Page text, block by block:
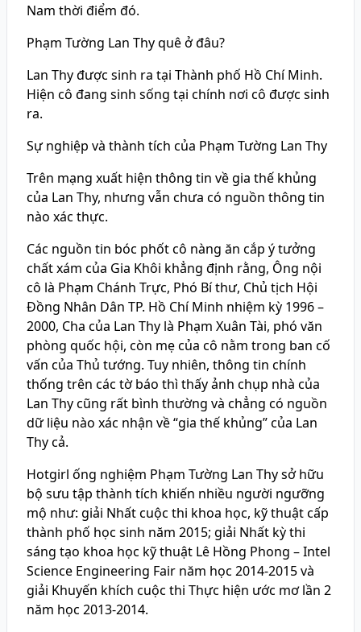
Nam thời điểm đó.
Phạm Tường Lan Thy quê ở đâu?
Lan Thy được sinh ra tại Thành phố Hồ Chí Minh.
Hiện cô đang sinh sống tại chính nơi cô được sinh
ra.
Sự nghiệp và thành tích của Phạm Tường Lan Thy
Trên mạng xuất hiện thông tin về gia thế khủng
của Lan Thy, nhưng vẫn chưa có nguồn thông tin
nào xác thực.
Các nguồn tin bóc phốt cô nàng ăn cắp ý tưởng
chất xám của Gia Khôi khẳng định rằng, Ông nội
cô là Phạm Chánh Trực, Phó Bí thư, Chủ tịch Hội
Đồng Nhân Dân TP. Hồ Chí Minh nhiệm kỳ 1996 –
2000, Cha của Lan Thy là Phạm Xuân Tài, phó văn
phòng quốc hội, còn mẹ của cô nằm trong ban cố
vấn của Thủ tướng. Tuy nhiên, thông tin chính
thống trên các tờ báo thì thấy ảnh chụp nhà của
Lan Thy cũng rất bình thường và chẳng có nguồn
dữ liệu nào xác nhận về “gia thế khủng” của Lan
Thy cả.
Hotgirl ống nghiệm Phạm Tường Lan Thy sở hữu
bộ sưu tập thành tích khiến nhiều người ngưỡng
mộ như: giải Nhất cuộc thi khoa học, kỹ thuật cấp
thành phố học sinh năm 2015; giải Nhất kỳ thi
sáng tạo khoa học kỹ thuật Lê Hồng Phong – Intel
Science Engineering Fair năm học 2014-2015 và
giải Khuyến khích cuộc thi Thực hiện ước mơ lần 2
năm học 2013-2014.